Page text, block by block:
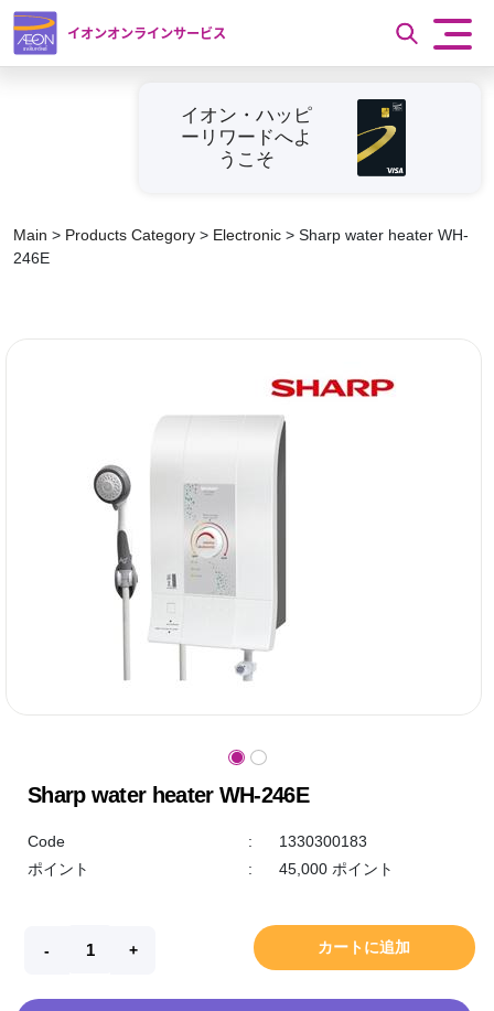
イオンオンラインサービス
イオン・ハッピ
ーリワードへよ
うこそ
Main > Products Category > Electronic > Sharp water heater WH-
246E
Sharp water heater WH-246E
Code :
1330300183
ポイント
: 45,000 ポイント
カートに追加